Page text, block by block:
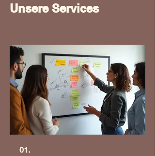
Unsere Services
01.